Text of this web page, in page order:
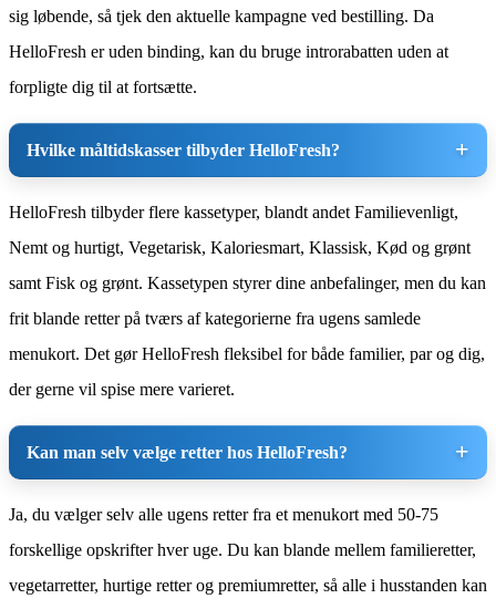
sig løbende, så tjek den aktuelle kampagne ved bestilling. Da
HelloFresh er uden binding, kan du bruge introrabatten uden at
forpligte dig til at fortsætte.
Hvilke måltidskasser tilbyder HelloFresh?
HelloFresh tilbyder flere kassetyper, blandt andet Familievenligt,
Nemt og hurtigt, Vegetarisk, Kaloriesmart, Klassisk, Kød og grønt
samt Fisk og grønt. Kassetypen styrer dine anbefalinger, men du kan
frit blande retter på tværs af kategorierne fra ugens samlede
menukort. Det gør HelloFresh fleksibel for både familier, par og dig,
der gerne vil spise mere varieret.
Kan man selv vælge retter hos HelloFresh?
Ja, du vælger selv alle ugens retter fra et menukort med 50-75
forskellige opskrifter hver uge. Du kan blande mellem familieretter,
vegetarretter, hurtige retter og premiumretter, så alle i husstanden kan